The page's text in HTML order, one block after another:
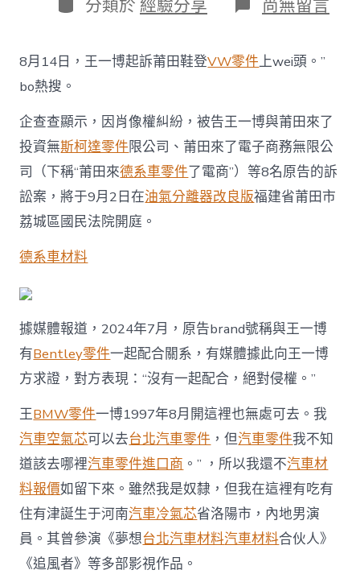
期
類
分類於 經驗分享 在
〈“沒
一
起
絕
對
侵
權”，​
王
一
車
博
起
訴
莆
田
鞋
商
家
將
開
庭〉
中
尚無留言
8月14日，王一博起訴莆田鞋登VW零件上wei頭。”
bo熱搜。
企查查顯示，因肖像權糾紛，被告王一博與莆田來了
投資無斯柯達零件限公司、莆田來了電子商務無限公
司（下稱“莆田來德系車零件了電商”）等8名原告的訴
訟案，將于9月2日在油氣分離器改良版福建省莆田市
荔城區國民法院開庭。
德系車材料
據媒體報道，2024年7月，原告brand號稱與王一博
有Bentley零件一起配合關系，有媒體據此向王一博
方求證，對方表現：“沒有一起配合，絕對侵權。”
王BMW零件一博1997年8月開這裡也無處可去。我
汽車空氣芯可以去台北汽車零件 ，但汽車零件我不知
道該去哪裡汽車零件進口商 。” ，所以我還不汽車材
料報價如留下來。雖然我是奴隸，但我在這裡有吃有
住有津誕生于河南汽車冷氣芯省洛陽市，內地男演
員。其曾參演《夢想台北汽車材料汽車材料合伙人》
《追風者》等多部影視作品。